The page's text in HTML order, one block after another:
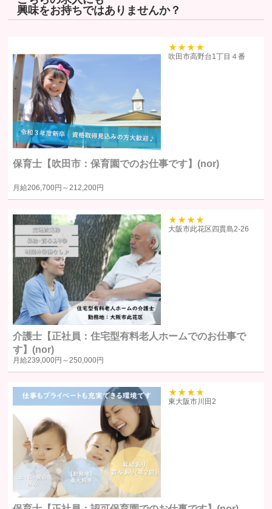
個人情報の取扱いについて
イバシーポリシーを掲示し、当プライバシーポリシーに準拠して提供さ
れるサービス（以下「本サービス」といいます）の利用企業・団体等
（以下「利用企業等」といいます）および本サービスをご利用になる方
（以下「ユーザー」といいます）のプライバシーを尊重し、ユーザーの
個人情報の管理に細心の注意を払い、これを取扱うものとします。
はありません。
本サービスの利用に伴う連絡・各種お知らせ等の配信・送付
ユーザーの承諾・申込みに基づく、本サービス利用企業等への個人
情報の提供
属性情報･端末情報・位置情報・行動履歴等に基づく広告・コンテン
ツ等の配信・表示、本サービスの提供
本サービスの改善・新規サービスの開発・マーケティング活動
本サービスに関するご意見、お問い合わせの確認・回答
個人情報の第三者への提供
当社は、原則として、ユーザー本人の同意を得ずに個人情報を第三者に
提供しません。提供先・提供情報内容を特定したうえで、ユーザーの同
意を得た場合に限り提供します。
提供する個人情報の項目ユーザーから取得した情報（サービス利用
履歴ほか、閲覧・検索・ブックマーク等あらゆる行動履歴に該当す
る情報を含む）のうち、利用目的の達成に必要な範囲の情報項目と
します。
提供の手段又は方法書面もしくは電磁的な方法による送付または送
興味をお持ちではありませんか？
保育士【吹田市：保育園でのお仕事です】(nor)
月給206,700円～212,200円
39
吹田市高野台1丁目４番
介護士【正社員：住宅型有料老人ホームでのお仕事で
す】(nor)
月給239,000円～250,000円
39
大阪市此花区四貫島2‐26
39
東大阪市川田2